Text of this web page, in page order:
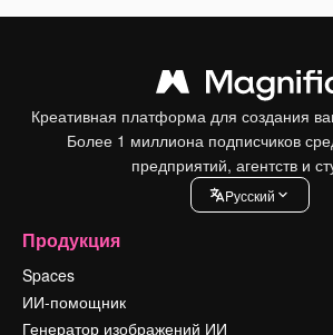
Креативная платформа для создания
Более 1 миллиона подписчиков
предприятий, агентств и
Pусский
Продукция
Spaces
ИИ-помощник
Генератор изображений ИИ